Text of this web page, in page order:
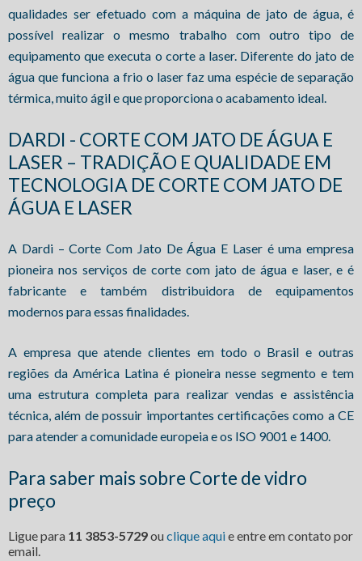
qualidades ser efetuado com a máquina de jato de água, é
possível realizar o mesmo trabalho com outro tipo de
equipamento que executa o corte a laser. Diferente do jato de
água que funciona a frio o laser faz uma espécie de separação
térmica, muito ágil e que proporciona o acabamento ideal.
DARDI - CORTE COM JATO DE ÁGUA E
LASER – TRADIÇÃO E QUALIDADE EM
TECNOLOGIA DE CORTE COM JATO DE
ÁGUA E LASER
A Dardi – Corte Com Jato De Água E Laser é uma empresa
pioneira nos serviços de corte com jato de água e laser, e é
fabricante e também distribuidora de equipamentos
modernos para essas finalidades.
A empresa que atende clientes em todo o Brasil e outras
regiões da América Latina é pioneira nesse segmento e tem
uma estrutura completa para realizar vendas e assistência
técnica, além de possuir importantes certificações como a CE
para atender a comunidade europeia e os ISO 9001 e 1400.
Para saber mais sobre Corte de vidro
preço
Ligue para 11 3853-5729ou clique aquie entre em contato por
email.